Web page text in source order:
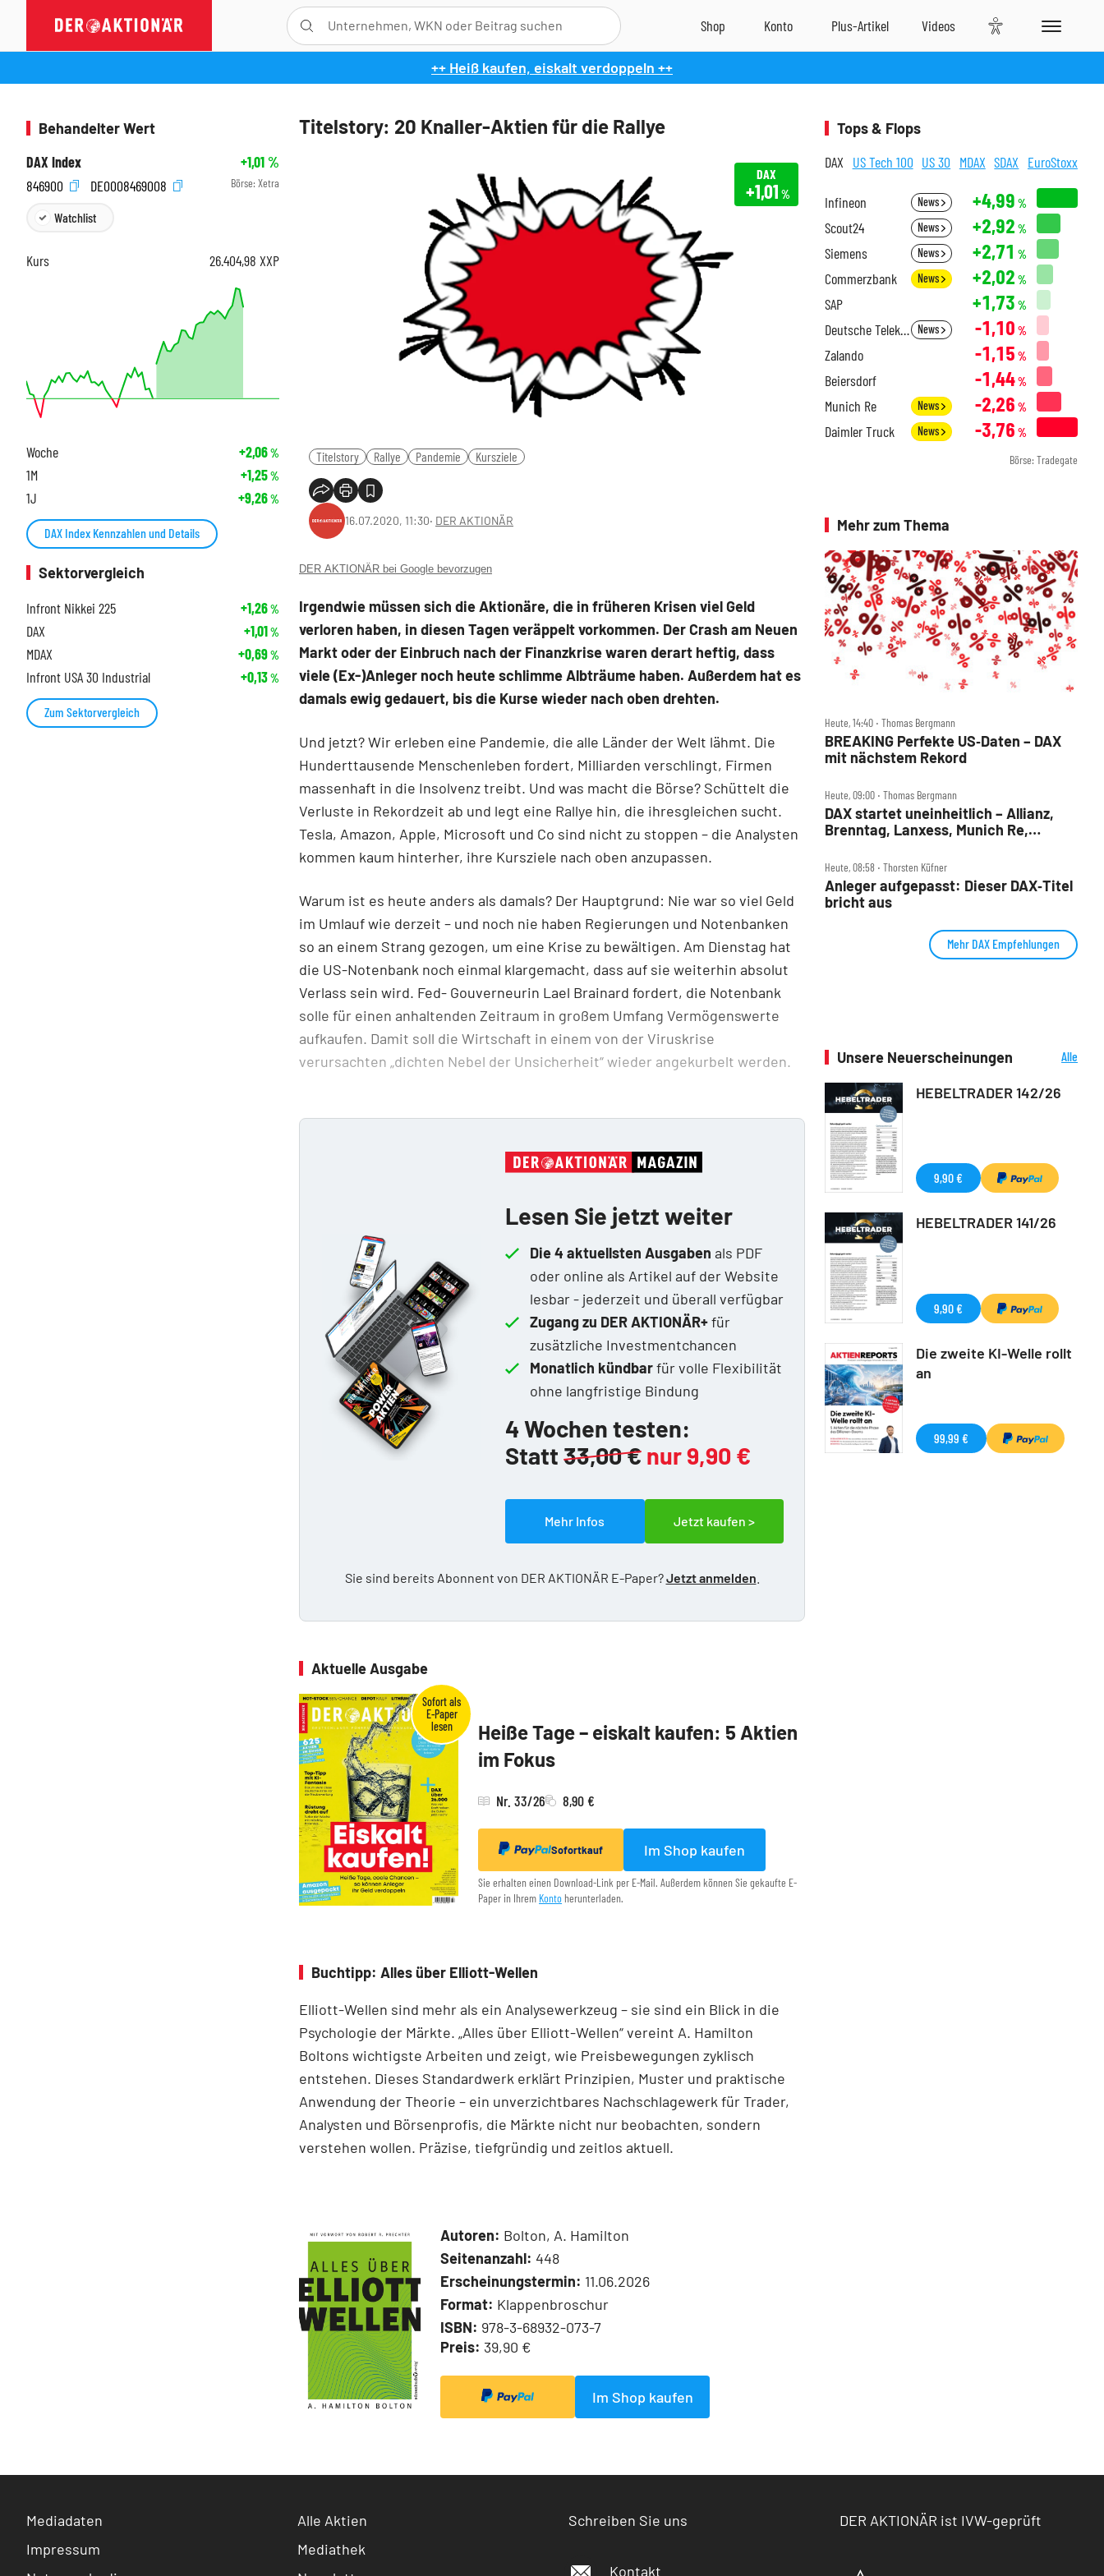
++ Heiß kaufen, eiskalt verdoppeln ++
Titelstory: 20 Knaller-Aktien für die Rallye
DAX
+1,01 %
Titelstory Rallye Pandemie Kursziele
16.07.2020, 11:30‧ DER AKTIONÄR
DER AKTIONÄR bei Google bevorzugen
Irgendwie müssen sich die Aktionäre, die in früheren Krisen viel Geld
verloren haben, in diesen Tagen veräppelt vorkommen. Der Crash am Neuen
Markt oder der Einbruch nach der Finanzkrise waren derart heftig, dass
viele (Ex-)Anleger noch heute schlimme Albträume haben. Außerdem hat es
damals ewig gedauert, bis die Kurse wieder nach oben drehten.
Und jetzt? Wir erleben eine Pandemie, die alle Länder der Welt lähmt. Die
Hunderttausende Menschenleben fordert, Milliarden verschlingt, Firmen
massenhaft in die Insolvenz treibt. Und was macht die Börse? Schüttelt die
Verluste in Rekordzeit ab und legt eine Rallye hin, die ihresgleichen sucht.
Tesla, Amazon, Apple, Microsoft und Co sind nicht zu stoppen – die Analysten
kommen kaum hinterher, ihre Kursziele nach oben anzupassen.
Warum ist es heute anders als damals? Der Hauptgrund: Nie war so viel Geld
im Umlauf wie derzeit – und noch nie haben Regierungen und Notenbanken
so an einem Strang gezogen, um eine Krise zu bewältigen. Am Dienstag hat
die US-Notenbank noch einmal klargemacht, dass auf sie weiterhin absolut
Verlass sein wird. Fed- Gouverneurin Lael Brainard fordert, die Notenbank
solle für einen anhaltenden Zeitraum in großem Umfang Vermögenswerte
aufkaufen. Damit soll die Wirtschaft in einem von der Viruskrise
verursachten „dichten Nebel der Unsicherheit“ wieder angekurbelt werden.
Lesen Sie jetzt weiter
Die 4 aktuellsten Ausgaben als PDF
oder online als Artikel auf der Website
lesbar - jederzeit und überall verfügbar
Zugang zu DER AKTIONÄR+für
zusätzliche Investmentchancen
Monatlich kündbarfür volle Flexibilität
ohne langfristige Bindung
4 Wochen testen:
Statt 33,00 € nur 9,90 €
Mehr Infos Jetzt kaufen >
Sie sind bereits Abonnent von DER AKTIONÄR E-Paper?Jetzt anmelden
Aktuelle Ausgabe
Heiße Tage – eiskalt kaufen: 5 Aktien
im Fokus
Nr. 33/26 8,90 €
Sofortkauf Im Shop kaufen
Sie erhalten einen Download-Link per E-Mail. Außerdem können Sie gekaufte E-
Paper in Ihrem Konto herunterladen.
Buchtipp: Alles über Elliott-Wellen
Elliott-Wellen sind mehr als ein Analysewerkzeug – sie sind ein Blick in die
Psychologie der Märkte. „Alles über Elliott-Wellen“ vereint A. Hamilton
Boltons wichtigste Arbeiten und zeigt, wie Preisbewegungen zyklisch
entstehen. Dieses Standardwerk erklärt Prinzipien, Muster und praktische
Anwendung der Theorie – ein unverzichtbares Nachschlagewerk für Trader,
Analysten und Börsenprofis, die Märkte nicht nur beobachten, sondern
verstehen wollen. Präzise, tiefgründig und zeitlos aktuell.
Autoren: Bolton, A. Hamilton
Seitenanzahl: 448
Erscheinungstermin: 11.06.2026
Format: Klappenbroschur
ISBN: 978-3-68932-073-7
Preis: 39,90 €
Im Shop kaufen
Behandelter Wert
DAX Index
+1,01%
846900
DE0008469008 Börse: Xetra
Watchlist
Kurs 26.404,98 XXP
Woche +2,06%
1M +1,25%
1J +9,26%
DAX Index Kennzahlen und Details
Sektorvergleich
Infront Nikkei 225
+1,26%
DAX +1,01%
MDAX +0,69%
Infront USA 30 Industrial +0,13%
Zum Sektorvergleich
Tops & Flops
DAX US Tech 100 US 30 MDAX SDAX EuroStoxx
Infineon News +4,99 %
Scout24 News +2,92 %
Siemens News +2,71 %
Commerzbank News +2,02 %
SAP +1,73 %
Deutsche Telekom News -1,10 %
Zalando -1,15 %
Beiersdorf -1,44%
Munich Re News -2,26 %
Daimler Truck News -3,76 %
Börse: Tradegate
Mehr zum Thema
Heute, 14:40 ‧ Thomas Bergmann
BREAKING Perfekte US‑Daten – DAX
mit nächstem Rekord
Heute, 09:00 ‧ Thomas Bergmann
DAX startet uneinheitlich – Allianz,
Brenntag, Lanxess, Munich Re,
Heute, 08:58 ‧ Thorsten Küfner
Anleger aufgepasst: Dieser DAX‑Titel
bricht aus
Mehr DAX Empfehlungen
Unsere Neuerscheinungen
Alle
HEBELTRADER 142/26
9,90 €
HEBELTRADER 141/26
9,90 €
Die zweite KI-Welle rollt
an
99,99 €
Mediadaten
Impressum
Alle Aktien
Mediathek
Schreiben Sie uns
Kontakt
DER AKTIONÄR ist IVW-geprüft